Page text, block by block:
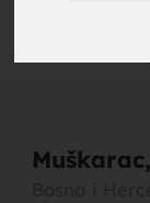
Muškarac